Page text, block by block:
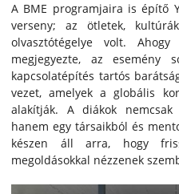
A BME programjaira is építő
verseny; az ötletek,
olvasztótégelye volt.
megjegyezte, az esemény
kapcsolatépítés tartós
vezet, amelyek a globális
alakítják. A diákok
hanem egy társaikból és
készen áll arra, hogy
megoldásokkal nézzenek